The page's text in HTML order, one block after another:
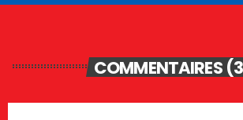
COMMENTAIRES